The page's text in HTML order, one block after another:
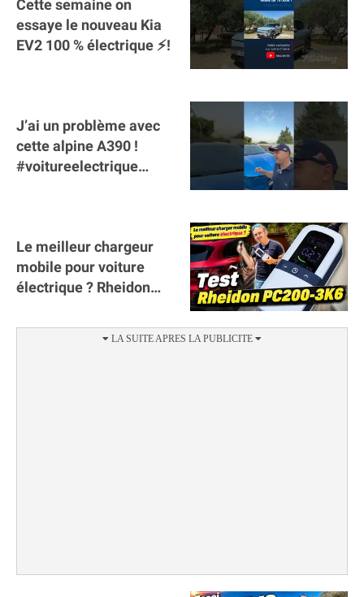
Cette semaine on
essaye le nouveau Kia
EV2 100 % électrique ⚡️!
J’ai un problème avec
cette alpine A390 !
#voitureelectrique
Le meilleur chargeur
mobile pour voiture
électrique ? Rheidon
(collaboration)